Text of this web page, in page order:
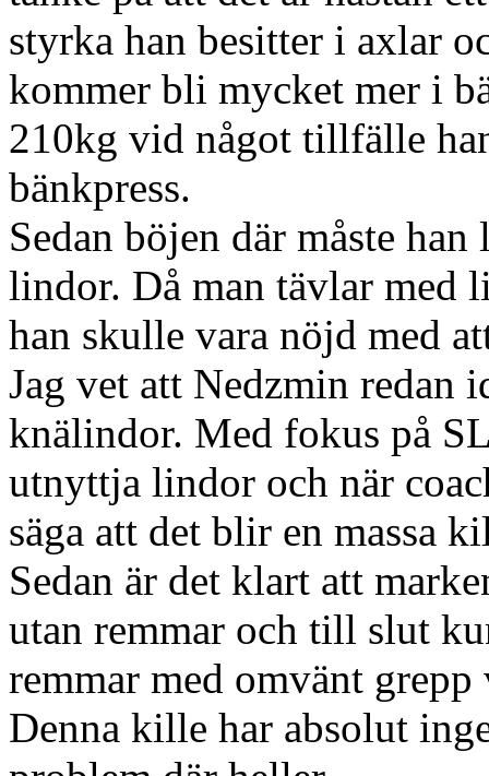
styrka han besitter i axlar
kommer bli mycket mer i
210kg vid något tillfälle
bänkpress.
Sedan böjen där måste
lindor. Då man tävlar med
han skulle vara nöjd med
Jag vet att Nedzmin redan
knälindor. Med fokus på
utnyttja lindor och när
säga att det blir en massa
Sedan är det klart att
utan remmar och till slut
remmar med omvänt
Denna kille har absolut